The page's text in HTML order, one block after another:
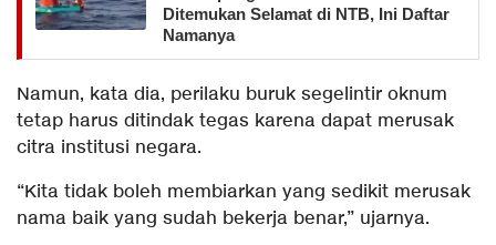
Ditemukan Selamat di NTB, Ini Daftar
Namanya
Namun, kata dia, perilaku buruk segelintir oknum
tetap harus ditindak tegas karena dapat merusak
citra institusi negara.
“Kita tidak boleh membiarkan yang sedikit merusak
nama baik yang sudah bekerja benar,” ujarnya.